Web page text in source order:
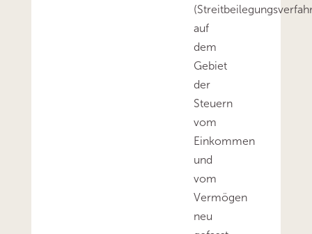
auf
dem
Gebiet
der
Steuern
vom
Einkommen
und
vom
Vermögen
neu